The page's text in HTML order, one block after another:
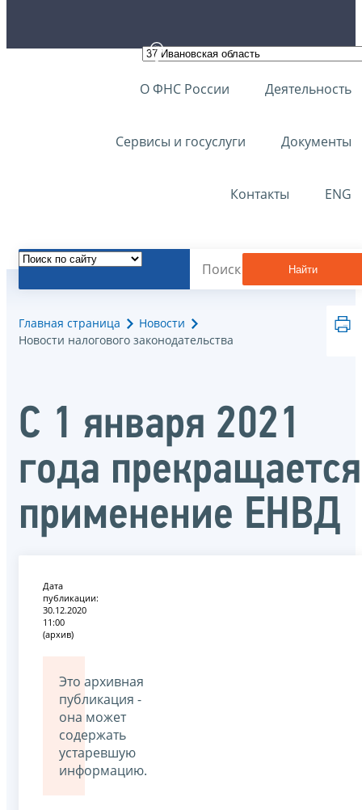
О ФНС России Деятельность
Сервисы и госуслуги Документы
Контакты ENG
Найти
Главная страница
Новости
Новости налогового законодательства
С 1 января 2021
года прекращается
применение ЕНВД
Дата
публикации:
30.12.2020
11:00
(архив)
Это архивная
публикация -
она может
содержать
устаревшую
информацию.